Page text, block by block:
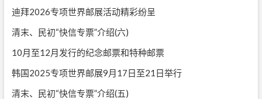
迪拜2026专项世界邮展活动精彩纷呈
清末、民初“快信专票”介绍(六)
10月至12月发行的纪念邮票和特种邮票
韩国2025专项世界邮展9月17日至21日举行
清末、民初“快信专票”介绍(五)